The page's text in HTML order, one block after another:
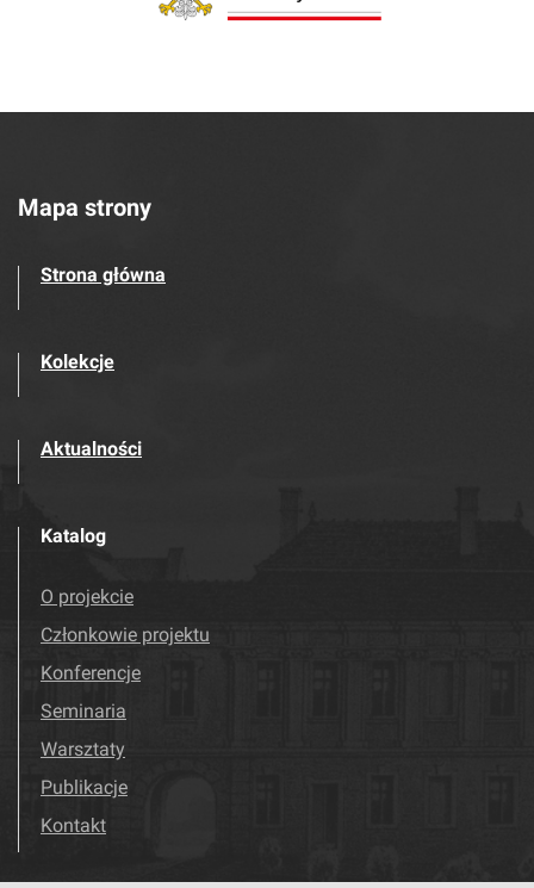
Mapa strony
Strona główna
Kolekcje
Aktualności
Katalog
O projekcie
Członkowie projektu
Konferencje
Seminaria
Warsztaty
Publikacje
Kontakt